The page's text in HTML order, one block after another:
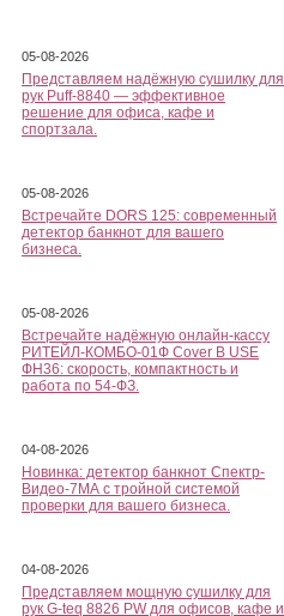
05-08-2026
Представляем надёжную сушилку для
рук Puff-8840 — эффективное
решение для офиса, кафе и
спортзала.
05-08-2026
Встречайте DORS 125: современный
детектор банкнот для вашего
бизнеса.
05-08-2026
Встречайте надёжную онлайн-кассу
РИТЕЙЛ-КОМБО-01Ф Cover B USE
ФН36: скорость, компактность и
работа по 54-ФЗ.
04-08-2026
Новинка: детектор банкнот Спектр-
Видео-7МА с тройной системой
проверки для вашего бизнеса.
04-08-2026
Представляем мощную сушилку для
рук G-teq 8826 PW для офисов, кафе и